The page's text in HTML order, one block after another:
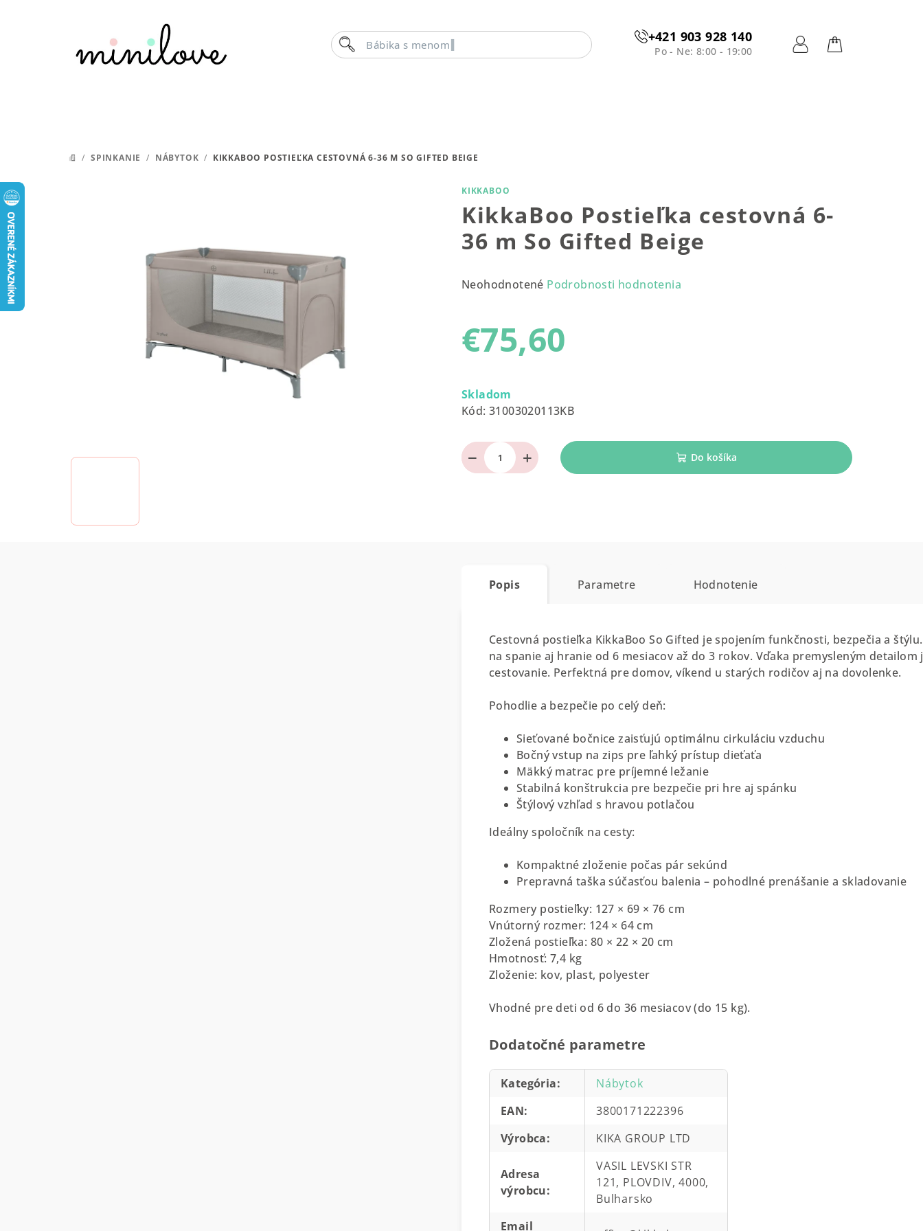
Bábika s menom
Hľadať +421 903 928 140
Po - Ne: 8:00 - 19:00
DOMOV
/ SPINKANIE / NÁBYTOK / KIKKABOO POSTIEĽKA CESTOVNÁ 6-36 M SO GIFTED BEIGE
KIKKABOO
KikkaBoo Postieľka cestovná 6-
36 m So Gifted Beige
Priemerné
je
0,0
hviezdičiek.
Neohodnotené Podrobnosti hodnotenia
€75,60
cena:
Skladom
Kód: 31003020113KB
+
− Do košíka
Popis Parametre Hodnotenie
Cestovná postieľka KikkaBoo So Gifted je spojením funkčnosti, bezpečia a
na spanie aj hranie od 6 mesiacov až do 3 rokov. Vďaka premysleným
cestovanie. Perfektná pre domov, víkend u starých rodičov aj na dovolenke.
Pohodlie a bezpečie po celý deň:
Sieťované bočnice zaisťujú optimálnu cirkuláciu vzduchu
Bočný vstup na zips pre ľahký prístup dieťaťa
Mäkký matrac pre príjemné ležanie
Stabilná konštrukcia pre bezpečie pri hre aj spánku
Štýlový vzhľad s hravou potlačou
Ideálny spoločník na cesty:
Kompaktné zloženie počas pár sekúnd
Prepravná taška súčasťou balenia – pohodlné prenášanie a skladovanie
Rozmery postieľky: 127 × 69 × 76 cm
Vnútorný rozmer: 124 × 64 cm
Zložená postieľka: 80 × 22 × 20 cm
Hmotnosť: 7,4 kg
Zloženie: kov, plast, polyester
Vhodné pre deti od 6 do 36 mesiacov (do 15 kg).
Dodatočné parametre
Kategória:
Nábytok
EAN:
3800171222396
Výrobca: KIKA GROUP LTD
Adresa
výrobcu:
VASIL LEVSKI STR
121, PLOVDIV, 4000,
Bulharsko
Email